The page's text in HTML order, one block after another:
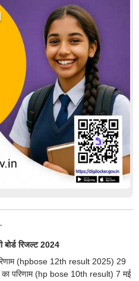
रिजल्ट 2024
(hpbose 12th result 2025) 29
का परिणाम (hp bose 10th result) 7 मई